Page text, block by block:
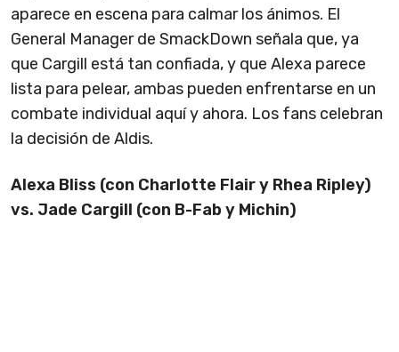
aparece en escena para calmar los ánimos. El
General Manager de SmackDown señala que, ya
que Cargill está tan confiada, y que Alexa parece
lista para pelear, ambas pueden enfrentarse en un
combate individual aquí y ahora. Los fans celebran
la decisión de Aldis.
Alexa Bliss (con Charlotte Flair y Rhea Ripley)
vs. Jade Cargill (con B-Fab y Michin)